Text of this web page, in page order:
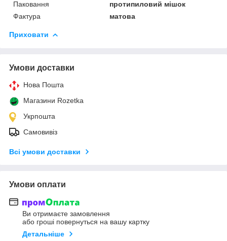
Паковання
протипиловий мішок
Фактура
матова
Приховати
Умови доставки
Нова Пошта
Магазини Rozetka
Укрпошта
Самовивіз
Всі умови доставки
Умови оплати
Ви отримаєте замовлення
або гроші повернуться на вашу картку
Детальніше